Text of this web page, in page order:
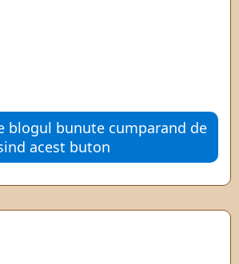
blogul bunute cumparand de
acest buton